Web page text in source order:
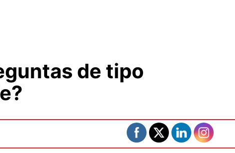
de tipo